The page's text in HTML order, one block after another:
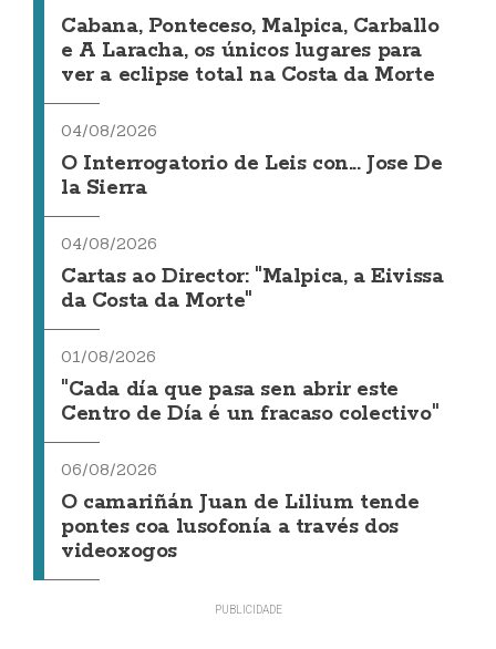
Cabana, Ponteceso, Malpica, Carballo
e A Laracha, os únicos lugares para
ver a eclipse total na Costa da Morte
04/08/2026
O Interrogatorio de Leis con... Jose De
la Sierra
04/08/2026
Cartas ao Director: "Malpica, a Eivissa
da Costa da Morte"
01/08/2026
"Cada día que pasa sen abrir este
Centro de Día é un fracaso colectivo"
06/08/2026
O camariñán Juan de Lilium tende
pontes coa lusofonía a través dos
videoxogos